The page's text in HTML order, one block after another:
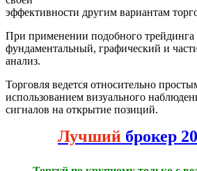
эффективности другим вариантам
При применении подобного трейдинга
фундаментальный, графический и
анализ.
Торговля ведется относительно
использованием визуального
сигналов на открытие позиций.
Лучший брокер